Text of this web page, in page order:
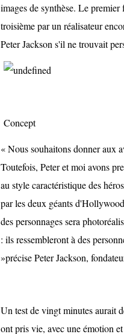
images de synthèse. Le
troisième par un réalisateur
Peter Jackson s'il ne trouvait
Concept
« Nous souhaitons donner aux
Toutefois, Peter et moi avons
au style caractéristique des
par les deux géants
des personnages sera
: ils ressembleront à des
»précise Peter Jackson,
Un test de vingt minutes aurait
ont pris vie, avec une émotion